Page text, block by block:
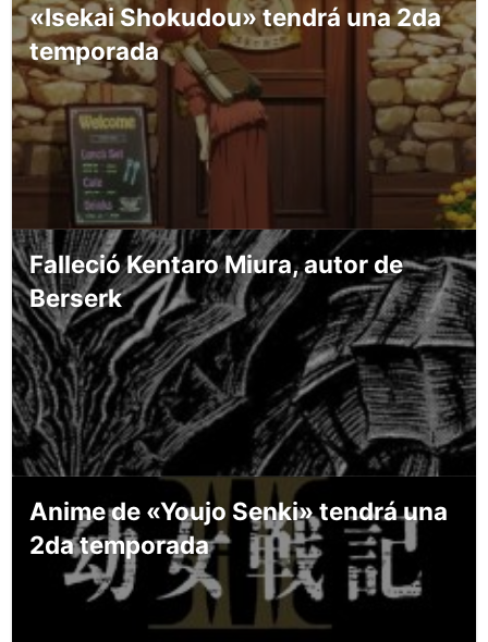
«Isekai Shokudou» tendrá una 2da
temporada
Falleció Kentaro Miura, autor de
Berserk
Anime de «Youjo Senki» tendrá una
2da temporada